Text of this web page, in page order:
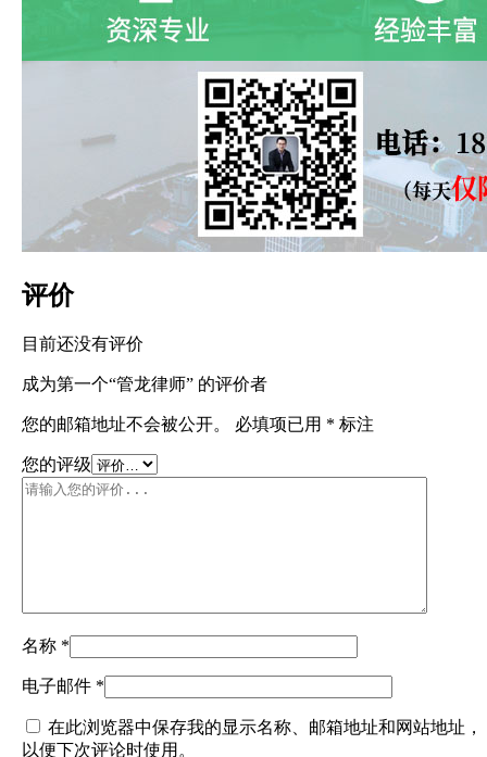
评价
目前还没有评价
成为第一个“管龙律师” 的评价者
您的邮箱地址不会被公开。 必填项已用 * 标注
您的评级
名称 *
电子邮件 *
在此浏览器中保存我的显示名称、邮箱地址和网站地址，
以便下次评论时使用。